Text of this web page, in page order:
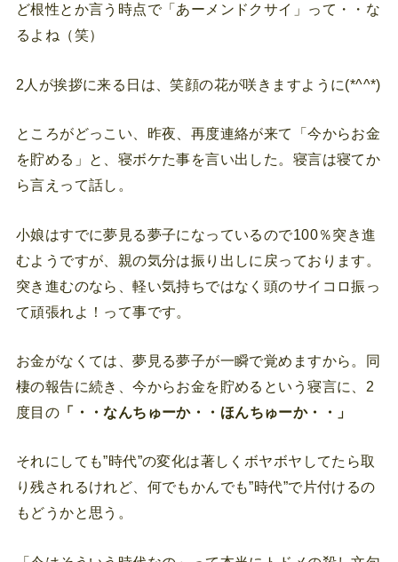
ど根性とか言う時点で「あーメンドクサイ」って・・な
るよね（笑）
2人が挨拶に来る日は、笑顔の花が咲きますように(*^^*)
ところがどっこい、昨夜、再度連絡が来て「今からお金
を貯める」と、寝ボケた事を言い出した。寝言は寝てか
ら言えって話し。
小娘はすでに夢見る夢子になっているので100％突き進
むようですが、親の気分は振り出しに戻っております。
突き進むのなら、軽い気持ちではなく頭のサイコロ振っ
て頑張れよ！って事です。
お金がなくては、夢見る夢子が一瞬で覚めますから。同
棲の報告に続き、今からお金を貯めるという寝言に、2
度目の 「・・なんちゅーか・・ほんちゅーか・・」
それにしても”時代”の変化は著しくボヤボヤしてたら取
り残されるけれど、何でもかんでも”時代”で片付けるの
もどうかと思う。